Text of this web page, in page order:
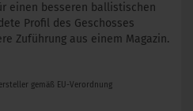
einen besseren ballistischen
Profil des Geschosses
Zuführung aus einem Magazin.
gemäß EU-Verordnung